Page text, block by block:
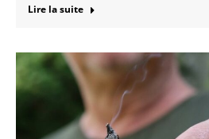
Lire la suite